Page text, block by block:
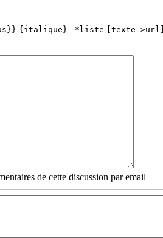
{italique} -*liste [texte->url]
de cette discussion par email